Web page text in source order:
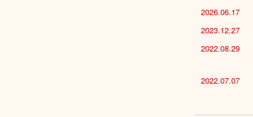
2026.06.17
2023.12.27
2022.08.29
2022.07.07